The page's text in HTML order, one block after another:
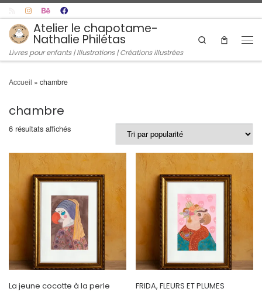
Skip to content
Atelier le chapotame-
Nathalie Philétas
Livres pour enfants | Illustrations | Créations illustrées
Search
Accueil » chambre
chambre
6 résultats affichésTrié par popularité
La jeune cocotte à la perle FRIDA, FLEURS ET PLUMES